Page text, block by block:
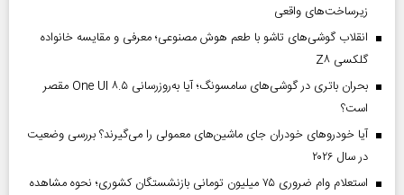
زیرساخت‌های واقعی
انقلاب گوشی‌های تاشو‌ با طعم هوش مصنوعی؛ معرفی و مقایسه خانواده
گلکسی Z۸
بحران باتری در گوشی‌های سامسونگ؛ آیا به‌روزرسانی One UI ۸.۵ مقصر
است؟
آیا خودروهای خودران جای ماشین‌های معمولی را می‌گیرند؟ بررسی وضعیت
در سال ۲۰۲۶
استعلام وام ضروری ۷۵ میلیون تومانی بازنشستگان کشوری؛ نحوه مشاهده